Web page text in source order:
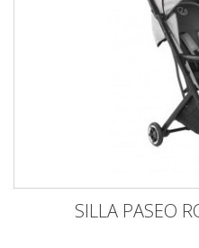
SILLA PASEO